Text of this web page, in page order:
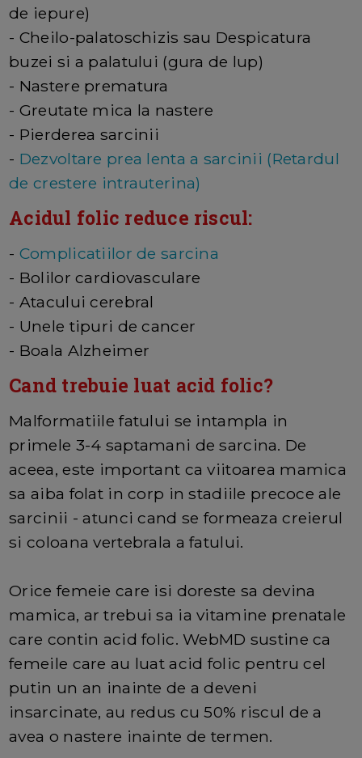
de iepure)
- Cheilo-palatoschizis sau Despicatura
buzei si a palatului (gura de lup)
- Nastere prematura
- Greutate mica la nastere
- Pierderea sarcinii
- Dezvoltare prea lenta a sarcinii (Retardul
de crestere intrauterina)
Acidul folic reduce riscul:
- Complicatiilor de sarcina
- Bolilor cardiovasculare
- Atacului cerebral
- Unele tipuri de cancer
- Boala Alzheimer
Cand trebuie luat acid folic?
Malformatiile fatului se intampla in
primele 3-4 saptamani de sarcina. De
aceea, este important ca viitoarea mamica
sa aiba folat in corp in stadiile precoce ale
sarcinii - atunci cand se formeaza creierul
si coloana vertebrala a fatului.
Orice femeie care isi doreste sa devina
mamica, ar trebui sa ia vitamine prenatale
care contin acid folic. WebMD sustine ca
femeile care au luat acid folic pentru cel
putin un an inainte de a deveni
insarcinate, au redus cu 50% riscul de a
avea o nastere inainte de termen.